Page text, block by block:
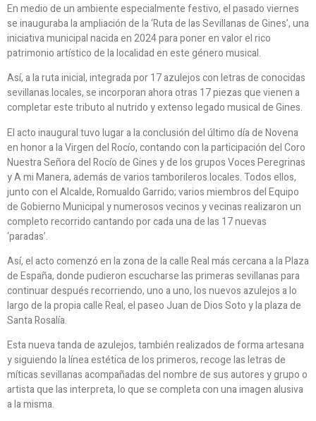
En medio de un ambiente especialmente festivo, el pasado viernes
se inauguraba la ampliación de la ‘Ruta de las Sevillanas de Gines’, una
iniciativa municipal nacida en 2024 para poner en valor el rico
patrimonio artístico de la localidad en este género musical.
Así, a la ruta inicial, integrada por 17 azulejos con letras de conocidas
sevillanas locales, se incorporan ahora otras 17 piezas que vienen a
completar este tributo al nutrido y extenso legado musical de Gines.
El acto inaugural tuvo lugar a la conclusión del último día de Novena
en honor a la Virgen del Rocío, contando con la participación del Coro
Nuestra Señora del Rocío de Gines y de los grupos Voces Peregrinas
y A mi Manera, además de varios tamborileros locales. Todos ellos,
junto con el Alcalde, Romualdo Garrido; varios miembros del Equipo
de Gobierno Municipal y numerosos vecinos y vecinas realizaron un
completo recorrido cantando por cada una de las 17 nuevas
‘paradas’.
Así, el acto comenzó en la zona de la calle Real más cercana a la Plaza
de España, donde pudieron escucharse las primeras sevillanas para
continuar después recorriendo, uno a uno, los nuevos azulejos a lo
largo de la propia calle Real, el paseo Juan de Dios Soto y la plaza de
Santa Rosalía.
Esta nueva tanda de azulejos, también realizados de forma artesana
y siguiendo la línea estética de los primeros, recoge las letras de
míticas sevillanas acompañadas del nombre de sus autores y grupo o
artista que las interpreta, lo que se completa con una imagen alusiva
a la misma.